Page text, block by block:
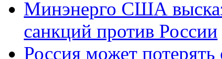
Минэнерго США
санкций против России
Россия может